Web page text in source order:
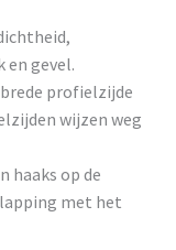
gevel.
profielzijde
wijzen weg
haaks op de
met het